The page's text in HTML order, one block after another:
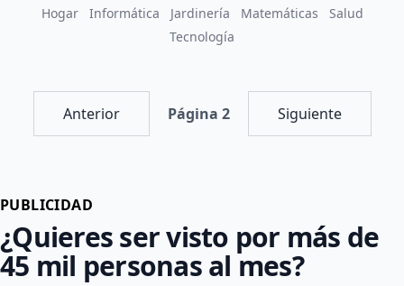
Hogar
Informática Jardinería Matemáticas
Salud
Tecnología
Anterior Página 2 Siguiente
PUBLICIDAD
¿Quieres ser visto por más de
45 mil personas al mes?